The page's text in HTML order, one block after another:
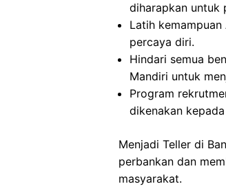
diharapkan untuk
Latih
percaya diri.
Hindari semua
Mandiri untuk
Program
dikenakan
Menjadi Teller di
perbankan dan
masyarakat.